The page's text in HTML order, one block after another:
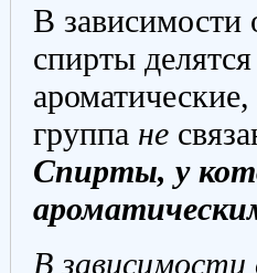
В зависимости
спирты
группа не
Спирты, у
В зависимости